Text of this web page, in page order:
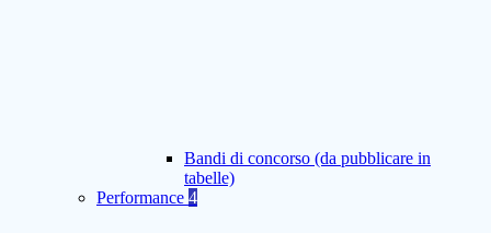
Bandi di concorso (da pubblicare in
tabelle)
Performance 4